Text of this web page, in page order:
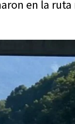
en la ruta